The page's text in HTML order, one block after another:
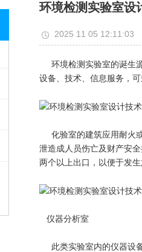
无尘车间净化装修
环境检测实验室设
2025 11 05 12:11:03
环境检测实验室的诞生
设备、技术、信息服务，
化验室的建筑应用耐火
泄造成人员伤亡及财产安
两个以上出口，以便于发
仪器分析室
此类实验室内的仪器设